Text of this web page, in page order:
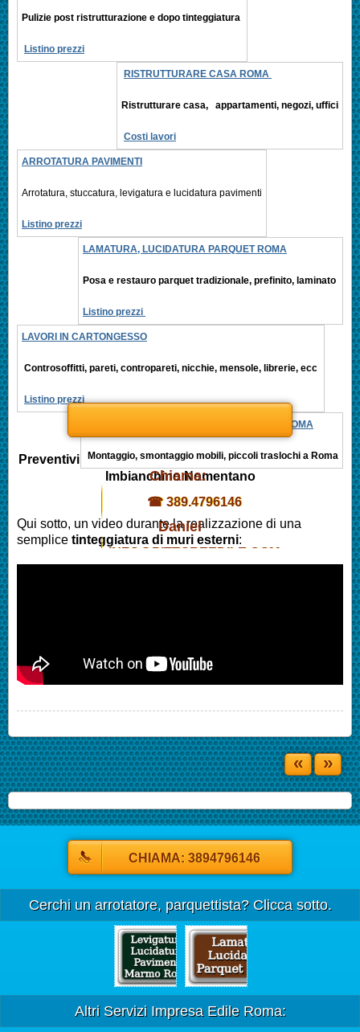
Pulizie post ristrutturazione e dopo tinteggiatura
Listino prezzi
RISTRUTTURARE CASA ROMA
Ristrutturare casa, appartamenti, negozi, uffici
Costi lavori
ARROTATURA PAVIMENTI
Arrotatura, stuccatura, levigatura e lucidatura pavimenti
Listino prezzi
LAMATURA, LUCIDATURA PARQUET ROMA
Posa e restauro parquet tradizionale, prefinito, laminato
Listino prezzi
LAVORI IN CARTONGESSO
Controsoffitti, pareti, contropareti, nicchie, mensole, librerie, ecc
Listino prezzi
MONTAGGIO MOBILI, PICCOLI TRASLOCHI ROMA
Montaggio, smontaggio mobili, piccoli traslochi a Roma
Chiama:
☎ 389.4796146
Daniel
INFO@PITTOREEDILE.COM
Preventivi
ImbianchinoNomentano
Qui sotto, un video durante la realizzazione di una
semplice tinteggiatura di muri esterni:
« »
CHIAMA: 3894796146
Cerchi un arrotatore, parquettista? Clicca sotto.
Altri Servizi Impresa Edile Roma: